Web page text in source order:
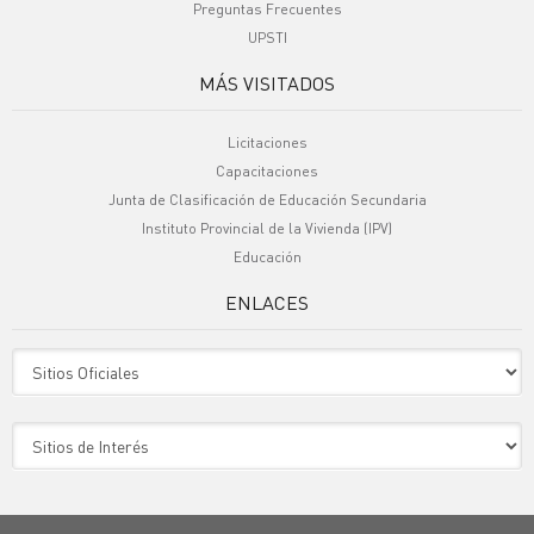
Preguntas Frecuentes
UPSTI
MÁS VISITADOS
Licitaciones
Capacitaciones
Junta de Clasificación de Educación Secundaria
Instituto Provincial de la Vivienda (IPV)
Educación
ENLACES